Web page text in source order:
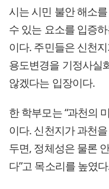
시는 시민 불안 해소
수 있는 요소를 입증
이다. 주민들은 신천
용도변경을 기정사실
않겠다는 입장이다.
한 학부모는 “과천의
이다. 신천지가 과천
두면, 정체성은 물론
다”고 목소리를 높였